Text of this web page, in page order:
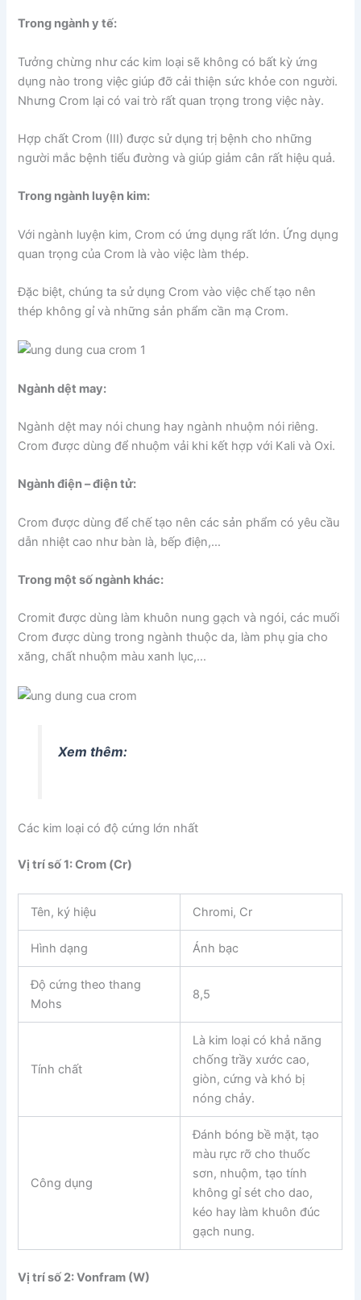
Trong ngành y tế:
Tưởng chừng như các kim loại sẽ không có bất kỳ ứng
dụng nào trong việc giúp đỡ cải thiện sức khỏe con người.
Nhưng Crom lại có vai trò rất quan trọng trong việc này.
Hợp chất Crom (III) được sử dụng trị bệnh cho những
người mắc bệnh tiểu đường và giúp giảm cân rất hiệu quả.
Trong ngành luyện kim:
Với ngành luyện kim, Crom có ứng dụng rất lớn. Ứng dụng
quan trọng của Crom là vào việc làm thép.
Đặc biệt, chúng ta sử dụng Crom vào việc chế tạo nên
thép không gỉ và những sản phẩm cần mạ Crom.
Ngành dệt may:
Ngành dệt may nói chung hay ngành nhuộm nói riêng.
Crom được dùng để nhuộm vải khi kết hợp với Kali và Oxi.
Ngành điện – điện tử:
Crom được dùng để chế tạo nên các sản phẩm có yêu cầu
dẫn nhiệt cao như bàn là, bếp điện,…
Trong một số ngành khác:
Cromit được dùng làm khuôn nung gạch và ngói, các muối
Crom được dùng trong ngành thuộc da, làm phụ gia cho
xăng, chất nhuộm màu xanh lục,…
Xem thêm:
Các kim loại có độ cứng lớn nhất
Vị trí số 1: Crom (Cr)
Tên, ký hiệu Chromi, Cr
Hình dạng Ánh bạc
Độ cứng theo thang
Mohs
8,5
Tính chất
Là kim loại có khả năng
chống trầy xước cao,
giòn, cứng và khó bị
nóng chảy.
Công dụng
Đánh bóng bề mặt, tạo
màu rực rỡ cho thuốc
sơn, nhuộm, tạo tính
không gỉ sét cho dao,
kéo hay làm khuôn đúc
gạch nung.
Vị trí số 2: Vonfram (W)